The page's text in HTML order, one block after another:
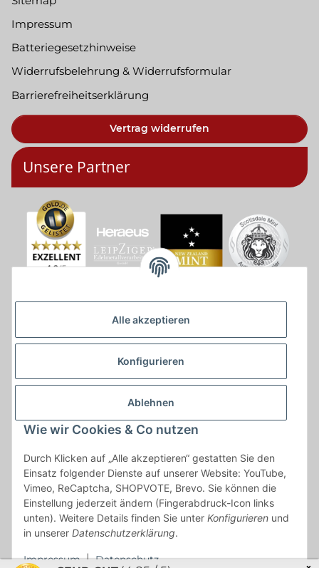
Alle akzeptieren
Konfigurieren
Ablehnen
Wie wir Cookies & Co nutzen
Durch Klicken auf „Alle akzeptieren“ gestatten Sie den
Einsatz folgender Dienste auf unserer Website: YouTube,
Vimeo, ReCaptcha, SHOPVOTE, Brevo. Sie können die
Einstellung jederzeit ändern (Fingerabdruck-Icon links
unten). Weitere Details finden Sie unter Konfigurieren und
in unserer Datenschutzerklärung.
Impressum | Datenschutz
Impressum
Batteriegesetzhinweise
Widerrufsbelehrung & Widerrufsformular
Barrierefreiheitserklärung
Vertrag widerrufen
Unsere Partner
* * Lieferzeiten gelten ab Zahlungseingang und innerhalb
Deutschland.Irrtümer vorbehalten. Angaben zur
Auflagenhöhe, Durchmesser, etc. werden nicht garantiert. Der
Kaufvertrag bleibt davon unbetroffen. Alle angegebenen Preise
sind incl. der gesetzlichen UST und, zzgl.Versand| Das Angebot
"kostenlose Lieferung" bezieht sich aussließlich auf den